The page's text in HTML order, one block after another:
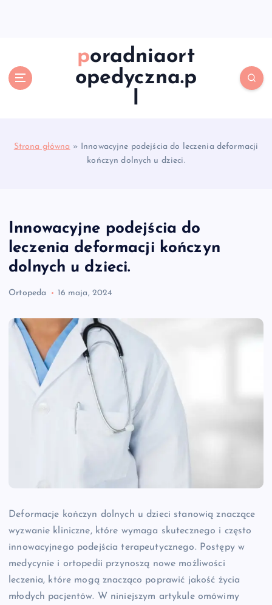
poradniaort
opedyczna.p
l
Strona główna »
Innowacyjne podejścia do leczenia deformacji
kończyn dolnych u dzieci.
Innowacyjne podejścia do
leczenia deformacji kończyn
dolnych u dzieci.
Ortopeda 16 maja, 2024
Deformacje kończyn dolnych u dzieci stanowią znaczące
wyzwanie kliniczne, które wymaga skutecznego i często
innowacyjnego podejścia terapeutycznego. Postępy w
medycynie i ortopedii przynoszą nowe możliwości
leczenia, które mogą znacząco poprawić jakość życia
młodych pacjentów. W niniejszym artykule omówimy